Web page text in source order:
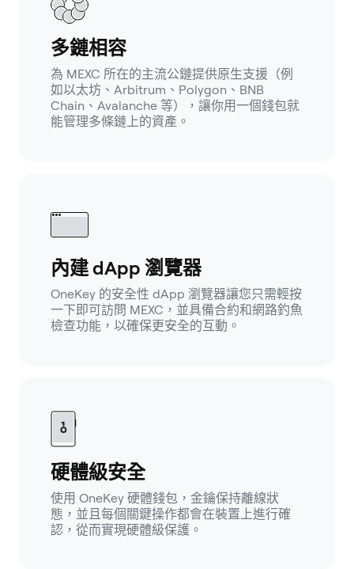
多鏈相容
為 MEXC 所在的主流公鏈提供原生支援（例
如以太坊、Arbitrum、Polygon、BNB
Chain、Avalanche 等），讓你用一個錢包就
能管理多條鏈上的資產。
內建 dApp 瀏覽器
OneKey 的安全性 dApp 瀏覽器讓您只需輕按
一下即可訪問 MEXC，並具備合約和網路釣魚
檢查功能，以確保更安全的互動。
硬體級安全
使用 OneKey 硬體錢包，金鑰保持離線狀
態，並且每個關鍵操作都會在裝置上進行確
認，從而實現硬體級保護。